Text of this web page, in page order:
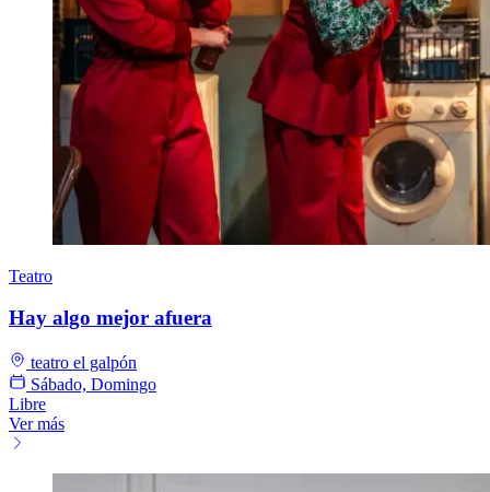
Teatro
Hay algo mejor afuera
teatro el galpón
Sábado, Domingo
Libre
Ver más